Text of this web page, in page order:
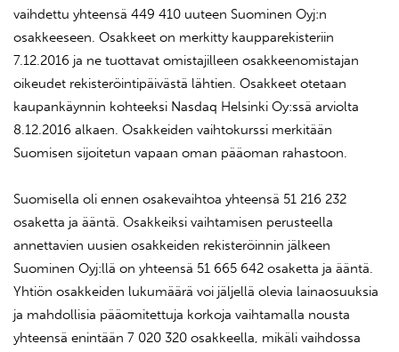
vaihdettu yhteensä 449 410 uuteen Suominen Oyj:n
osakkeeseen. Osakkeet on merkitty kaupparekisteriin
7.12.2016 ja ne tuottavat omistajilleen osakkeenomistajan
oikeudet rekisteröintipäivästä lähtien. Osakkeet otetaan
kaupankäynnin kohteeksi Nasdaq Helsinki Oy:ssä arviolta
8.12.2016 alkaen. Osakkeiden vaihtokurssi merkitään
Suomisen sijoitetun vapaan oman pääoman rahastoon.
Suomisella oli ennen osakevaihtoa yhteensä 51 216 232
osaketta ja ääntä. Osakkeiksi vaihtamisen perusteella
annettavien uusien osakkeiden rekisteröinnin jälkeen
Suominen Oyj:llä on yhteensä 51 665 642 osaketta ja ääntä.
Yhtiön osakkeiden lukumäärä voi jäljellä olevia lainaosuuksia
ja mahdollisia pääomitettuja korkoja vaihtamalla nousta
yhteensä enintään 7 020 320 osakkeella, mikäli vaihdossa